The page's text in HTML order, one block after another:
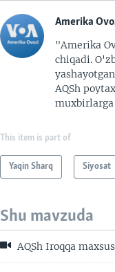
Amerika
"Amerika
chiqadi.
AQSh
muxbirlarga
This item is part of
Yaqin Sharq Siyosat
Shu mavzuda
AQSh Iroqqa